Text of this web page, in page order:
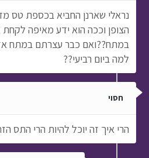
נראלי שארנן החביא בכספת טס
הצופן וככה הוא ידע מאיפה
במתח??ואם כבר עצרתם במתח אז
למה ביום רביעי??
חסוי
הרי איך זה יוכל להיות הרי התס